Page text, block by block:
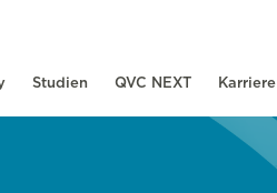
Studien QVC NEXT Karriere